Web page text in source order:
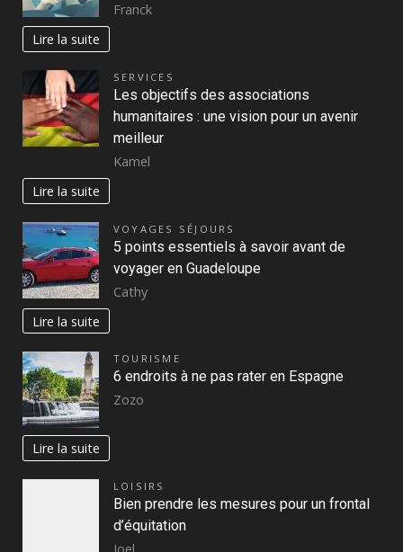
Franck
Lire la suite
SERVICES
Les objectifs des associations
humanitaires : une vision pour un avenir
meilleur
Kamel
Lire la suite
VOYAGES SÉJOURS
5 points essentiels à savoir avant de
voyager en Guadeloupe
Cathy
Lire la suite
TOURISME
6 endroits à ne pas rater en Espagne
Zozo
Lire la suite
LOISIRS
Bien prendre les mesures pour un frontal
d’équitation